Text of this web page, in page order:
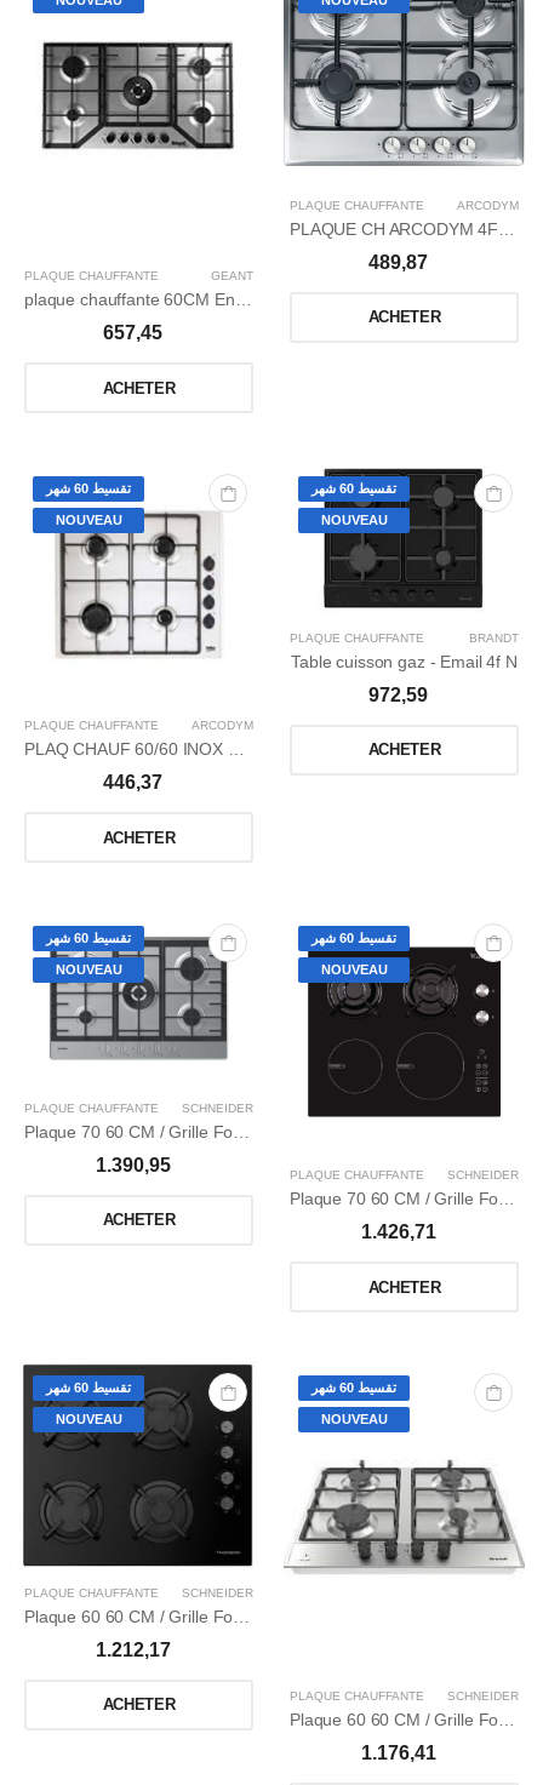
PLAQUE CHAUFFANTE GÉANT
657,45
ACHETER
PLAQUE CHAUFFANTE ARCODYM
489,87
ACHETER
تقسيط 60 شهر
NOUVEAU
PLAQUE CHAUFFANTE ARCODYM
446,37
ACHETER
تقسيط 60 شهر
NOUVEAU
PLAQUE CHAUFFANTE BRANDT
Table cuisson gaz - Email 4f N
972,59
ACHETER
تقسيط 60 شهر
NOUVEAU
PLAQUE CHAUFFANTE SCHNEIDER
1.390,95
ACHETER
تقسيط 60 شهر
NOUVEAU
PLAQUE CHAUFFANTE SCHNEIDER
1.426,71
ACHETER
تقسيط 60 شهر
NOUVEAU
PLAQUE CHAUFFANTE SCHNEIDER
1.212,17
ACHETER
تقسيط 60 شهر
NOUVEAU
PLAQUE CHAUFFANTE SCHNEIDER
1.176,41